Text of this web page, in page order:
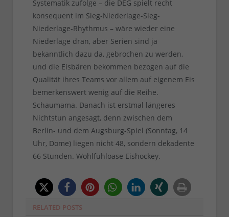
Systematik zufolge – die DEG spielt recht
konsequent im Sieg-Niederlage-Sieg-
Niederlage-Rhythmus – wäre wieder eine
Niederlage dran, aber Serien sind ja
bekanntlich dazu da, gebrochen zu werden,
und die Eisbären bekommen bezogen auf die
Qualität ihres Teams vor allem auf eigenem Eis
bemerkenswert wenig auf die Reihe.
Schaumama. Danach ist erstmal längeres
Nichtstun angesagt, denn zwischen dem
Berlin- und dem Augsburg-Spiel (Sonntag, 14
Uhr, Dome) liegen nicht 48, sondern dekadente
66 Stunden. Wohlfühloase Eishockey.
RELATED POSTS